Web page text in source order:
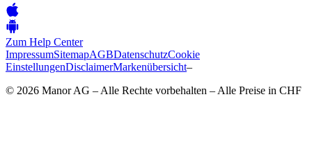
Zum Help Center
ImpressumSitemapAGBDatenschutzCookie
EinstellungenDisclaimerMarkenübersicht–
© 2026 Manor AG – Alle Rechte vorbehalten – Alle Preise in CHF